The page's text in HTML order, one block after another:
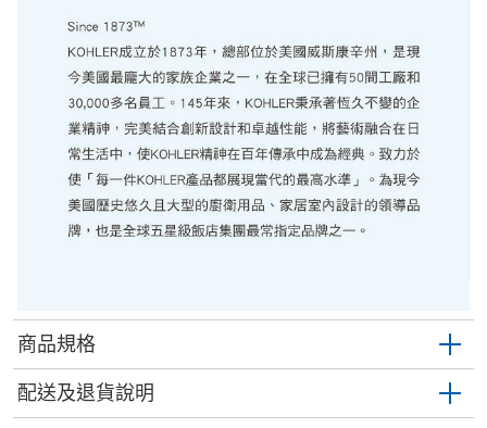
商品規格
配送及退貨說明